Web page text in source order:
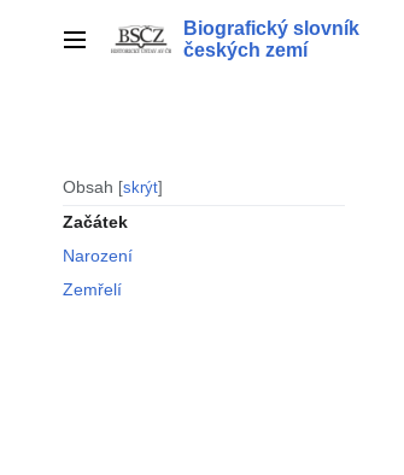
Hlavní menu
Biografický slovník
českých zemí
Obsah skrýt
Začátek
Narození
Zemřelí